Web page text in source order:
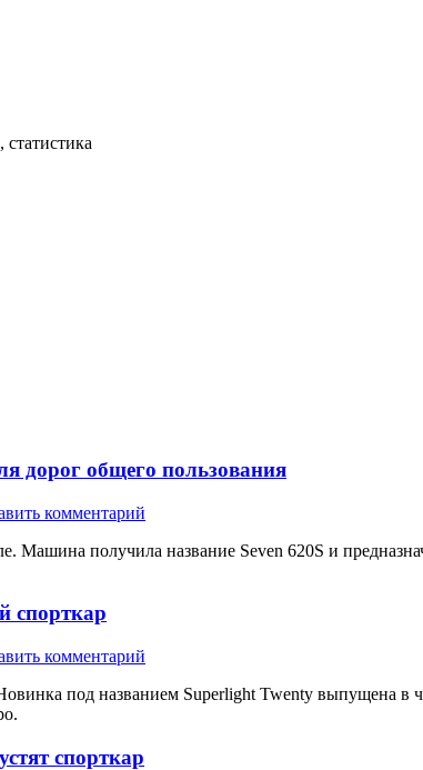
дорог общего пользования
комментарий
Машина получила название Seven 620S и
спорткар
комментарий
под названием Superlight Twenty выпущена в
спорткар